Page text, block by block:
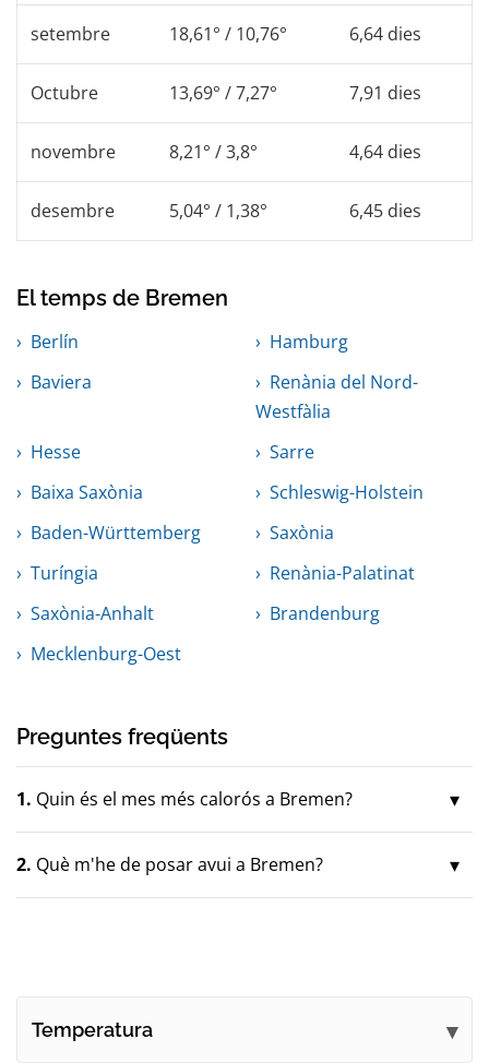
setembre 18,61° / 10,76° 6,64 dies
Octubre 13,69° / 7,27° 7,91 dies
novembre 8,21° / 3,8° 4,64 dies
desembre 5,04° / 1,38° 6,45 dies
El temps de Bremen
Berlín
Hamburg
Baviera
Renània del Nord-
Westfàlia
Hesse
Sarre
Baixa Saxònia
Schleswig-Holstein
Baden-Württemberg
Saxònia
Turíngia
Renània-Palatinat
Saxònia-Anhalt
Brandenburg
Mecklenburg-Oest
Preguntes freqüents
1. Quin és el mes més calorós a Bremen?
2. Què m'he de posar avui a Bremen?
Temperatura